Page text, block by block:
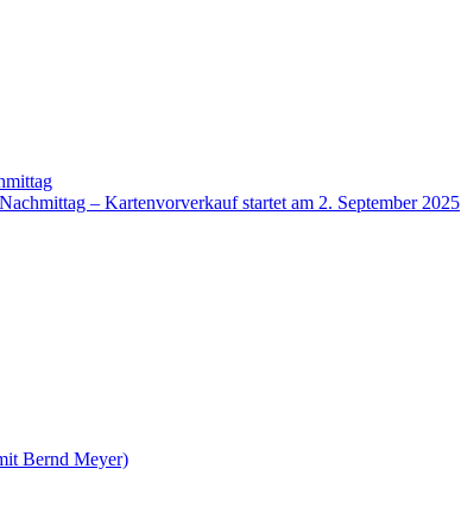
– Kartenvorverkauf startet am 2. September 2025
Bernd Meyer)